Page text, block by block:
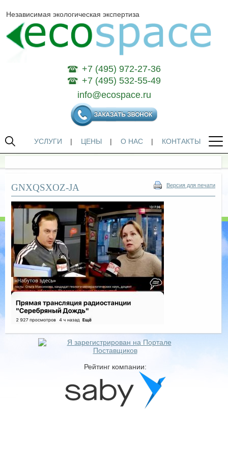
Независимая экологическая экспертиза
+7 (495) 972-27-36
+7 (495) 532-55-49
info@ecospace.ru
УСЛУГИ | ЦЕНЫ | О НАС | КОНТАКТЫ
Версия для печати
GNXQSXOZ-JA
Рейтинг компании: